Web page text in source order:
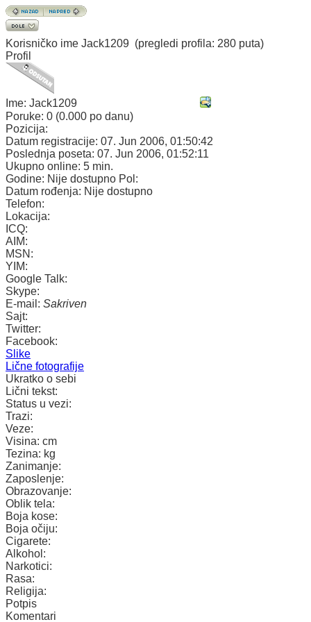
Korisničko ime Jack1209 (pregledi profila: 280 puta)
Profil
Ime: Jack1209
Poruke: 0 (0.000 po danu)
Pozicija:
Datum registracije: 07. Jun 2006, 01:50:42
Poslednja poseta: 07. Jun 2006, 01:52:11
Ukupno online: 5 min.
Godine: Nije dostupno Pol:
Datum rođenja: Nije dostupno
Telefon:
Lokacija:
ICQ:
AIM:
MSN:
YIM:
Google Talk:
Skype:
E-mail: Sakriven
Sajt:
Twitter:
Facebook:
Slike
Lične fotografije
Ukratko o sebi
Lični tekst:
Status u vezi:
Trazi:
Veze:
Visina: cm
Tezina: kg
Zanimanje:
Zaposlenje:
Obrazovanje:
Oblik tela:
Boja kose:
Boja očiju:
Cigarete:
Alkohol:
Narkotici:
Rasa:
Religija:
Potpis
Komentari